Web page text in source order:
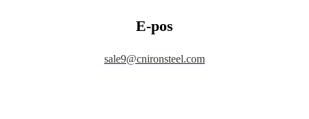
E-pos
sale9@cnironsteel.com